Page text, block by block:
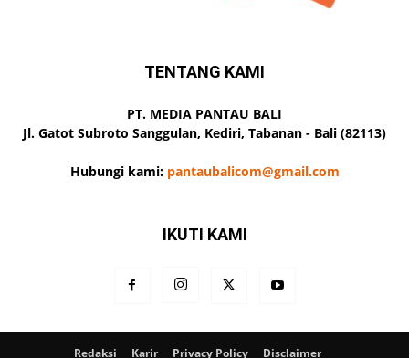
TENTANG KAMI
PT. MEDIA PANTAU BALI
Jl. Gatot Subroto Sanggulan, Kediri, Tabanan - Bali (82113)
Hubungi kami: pantaubalicom@gmail.com
IKUTI KAMI
Redaksi Karir Privacy Policy Disclaimer